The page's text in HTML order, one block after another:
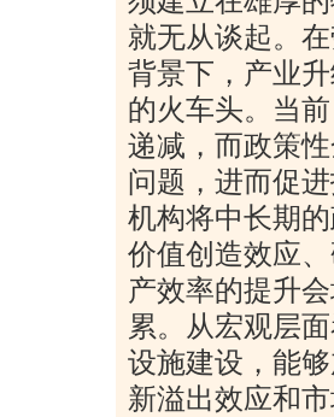
就无从谈起。
背景下，产业
的火车头。当
递减，而政策
问题，进而促
机构将中长期
价值创造效应
产效率的提升
累。从宏观层
设施建设，能
新溢出效应和